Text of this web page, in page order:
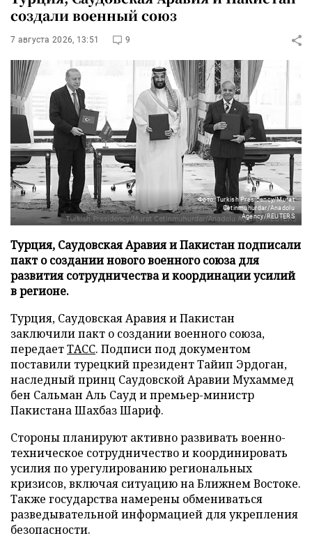
создали военный союз
7 августа 2026, 13:51 9
Фото: Turkish Presidency/Murat
Cetinmuhurdar/Anadolu
Agency/REUTERS
Турция, Саудовская Аравия и Пакистан подписали
пакт о создании нового военного союза для
развития сотрудничества и координации усилий
в регионе.
Турция, Саудовская Аравия и Пакистан
заключили пакт о создании военного союза,
передаетТАСС. Подписи под документом
поставили турецкий президент Тайип Эрдоган,
наследный принц Саудовской Аравии Мухаммед
бен Сальман Аль Сауд и премьер-министр
Пакистана Шахбаз Шариф.
Стороны планируют активно развивать военно-
техническое сотрудничество и координировать
усилия по урегулированию региональных
кризисов, включая ситуацию на Ближнем Востоке.
Также государства намерены обмениваться
разведывательной информацией для укрепления
безопасности.